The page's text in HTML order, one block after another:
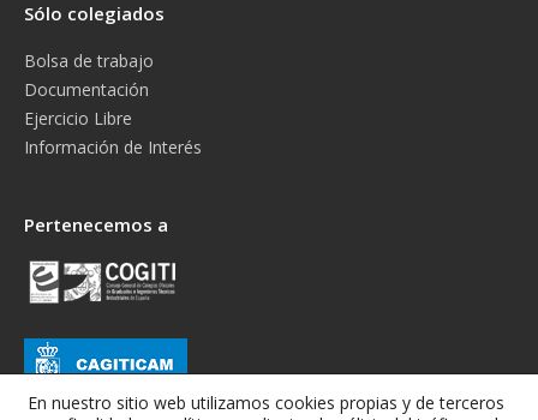
Sólo colegiados
Bolsa de trabajo
Documentación
Ejercicio Libre
Información de Interés
Pertenecemos a
En nuestro sitio web utilizamos cookies propias y de terceros